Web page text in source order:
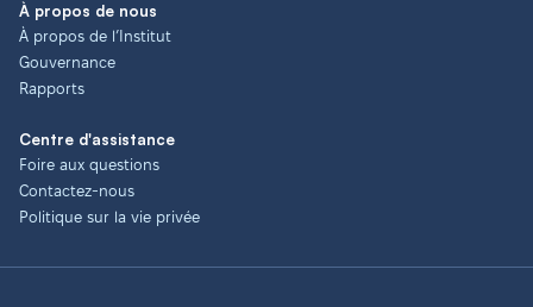
À propos de nous
À propos de l’Institut
Gouvernance
Rapports
Centre d'assistance
Foire aux questions
Contactez-nous
Politique sur la vie privée